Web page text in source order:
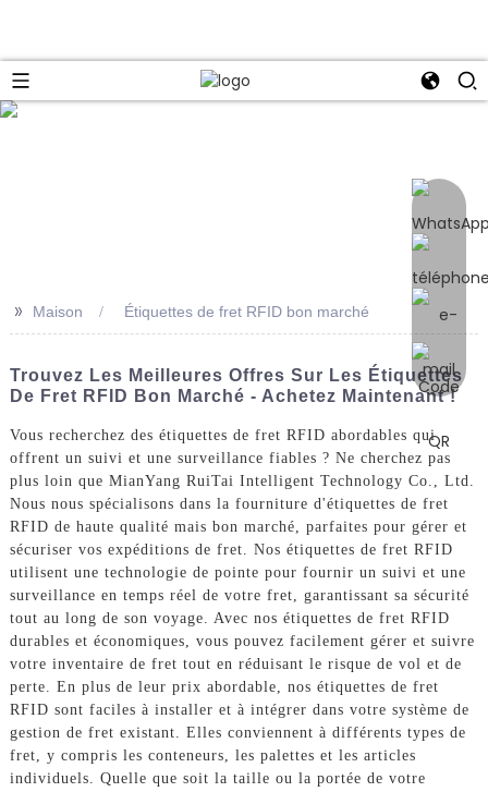
>> Maison Étiquettes de fret RFID bon marché
Trouvez Les Meilleures Offres Sur Les Étiquettes
De Fret RFID Bon Marché - Achetez Maintenant !
Vous recherchez des étiquettes de fret RFID abordables qui
offrent un suivi et une surveillance fiables ? Ne cherchez pas
plus loin que MianYang RuiTai Intelligent Technology Co., Ltd.
Nous nous spécialisons dans la fourniture d'étiquettes de fret
RFID de haute qualité mais bon marché, parfaites pour gérer et
sécuriser vos expéditions de fret. Nos étiquettes de fret RFID
utilisent une technologie de pointe pour fournir un suivi et une
surveillance en temps réel de votre fret, garantissant sa sécurité
tout au long de son voyage. Avec nos étiquettes de fret RFID
durables et économiques, vous pouvez facilement gérer et suivre
votre inventaire de fret tout en réduisant le risque de vol et de
perte. En plus de leur prix abordable, nos étiquettes de fret
RFID sont faciles à installer et à intégrer dans votre système de
gestion de fret existant. Elles conviennent à différents types de
fret, y compris les conteneurs, les palettes et les articles
individuels. Quelle que soit la taille ou la portée de votre